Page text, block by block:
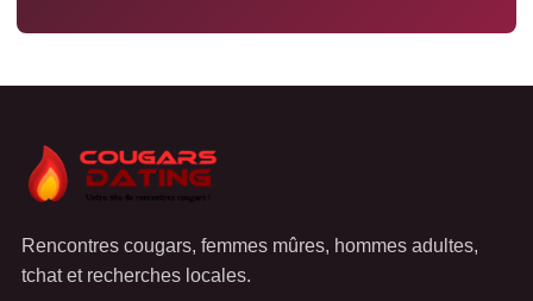
Rencontres cougars, femmes mûres, hommes adultes,
tchat et recherches locales.